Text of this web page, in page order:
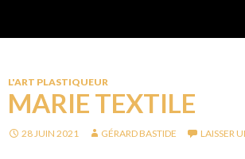
L'ART PLASTIQUEUR
MARIE TEXTILE
28 JUIN 2021 GÉRARD BASTIDE LAISSER